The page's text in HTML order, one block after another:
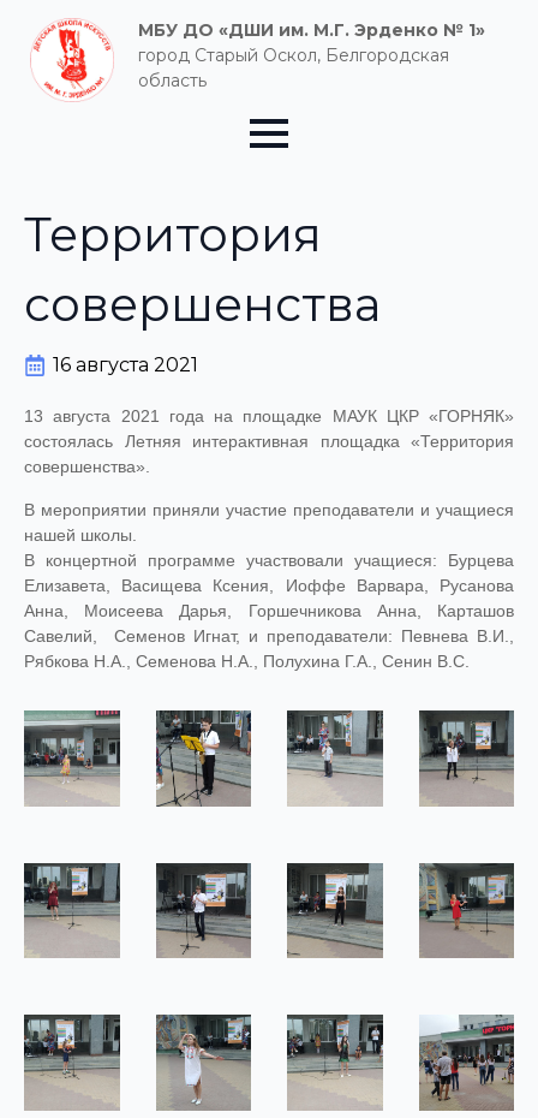
МБУ ДО «ДШИ им. М.Г. Эрденко № 1»
город Старый Оскол, Белгородская
область
Территория
совершенства
16 августа 2021
13 августа 2021 года на площадке МАУК ЦКР «ГОРНЯК»
состоялась Летняя интерактивная площадка «Территория
совершенства».
В мероприятии приняли участие преподаватели и учащиеся
нашей школы.
В концертной программе участвовали учащиеся: Бурцева
Елизавета, Васищева Ксения, Иоффе Варвара, Русанова
Анна, Моисеева Дарья, Горшечникова Анна, Карташов
Савелий, Семенов Игнат, и преподаватели: Певнева В.И.,
Рябкова Н.А., Семенова Н.А., Полухина Г.А., Сенин В.С.